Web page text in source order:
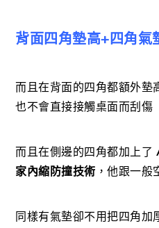
背面四角墊高+四角氣
而且在背面的四角都額外墊
也不會直接接觸桌面而刮傷
而且在側邊的四角都加上了
家內縮防撞技術 ，他跟一般
同樣有氣墊卻不用把四角加